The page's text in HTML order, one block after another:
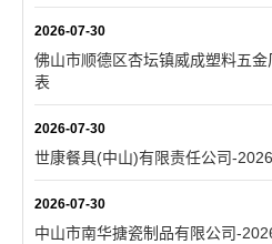
2026-07-30
佛山市顺德区杏坛镇威成塑料五
表
2026-07-30
世康餐具(中山)有限责任公司-
2026-07-30
中山市南华搪瓷制品有限公司-